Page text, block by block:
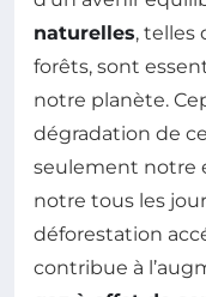
naturelles, telles
forêts, sont
notre planète.
dégradation de
seulement notre
notre tous les
déforestation
contribue à